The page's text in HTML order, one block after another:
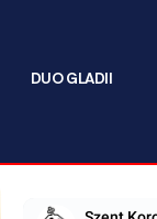
DUO GLADII